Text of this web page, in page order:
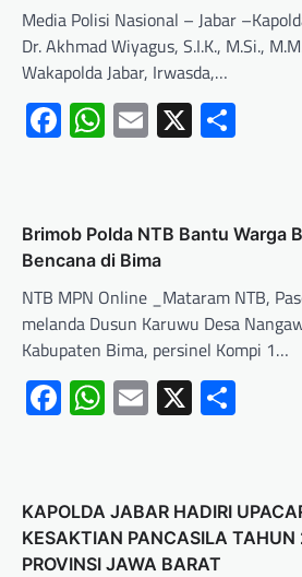
Media Polisi Nasional – Jabar
Dr. Akhmad Wiyagus, S.I.K., M.Si.,
Wakapolda Jabar, Irwasda,…
Facebook
WhatsApp
Email
X
Brimob Polda NTB Bantu Warga
Bencana di Bima
NTB MPN Online _Mataram NTB,
melanda Dusun Karuwu Desa
Kabupaten Bima, persinel Kompi 1…
Facebook
WhatsApp
Email
X
KAPOLDA JABAR HADIRI
KESAKTIAN PANCASILA
PROVINSI JAWA BARAT